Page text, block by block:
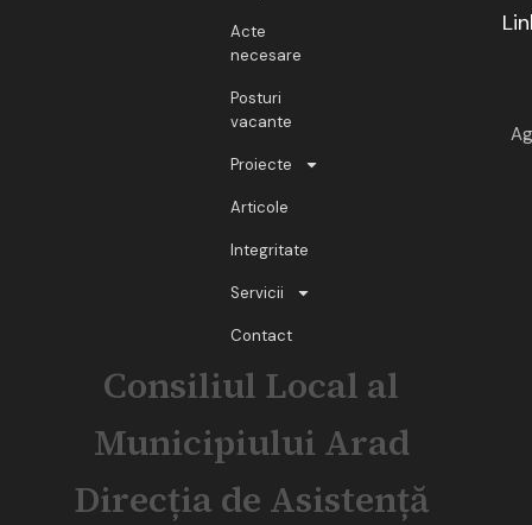
Acte
necesare
Posturi
vacante
Proiecte
Articole
Integritate
Servicii
Contact
Consiliul Local al
Municipiului Arad
Direcția de Asistență